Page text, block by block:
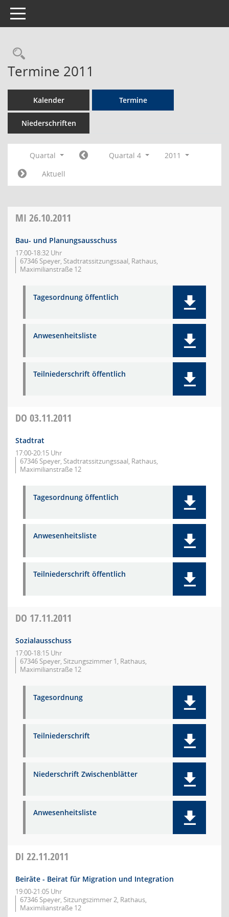
Toggle navigation
Rechercheauswahl
Termine 2011
Kalender Termine
Niederschriften
Quartal Quartal 4
2011
Aktuell
MI 26.10.2011
Bau- und Planungsausschuss
17:00-18:32 Uhr
67346 Speyer, Stadtratssitzungssaal, Rathaus,
Maximilianstraße 12
Tagesordnung öffentlich
Anwesenheitsliste
Teilniederschrift öffentlich
DO 03.11.2011
Stadtrat
17:00-20:15 Uhr
67346 Speyer, Stadtratssitzungssaal, Rathaus,
Maximilianstraße 12
Tagesordnung öffentlich
Anwesenheitsliste
Teilniederschrift öffentlich
DO 17.11.2011
Sozialausschuss
17:00-18:15 Uhr
67346 Speyer, Sitzungszimmer 1, Rathaus,
Maximilianstraße 12
Tagesordnung
Teilniederschrift
Niederschrift Zwischenblätter
Anwesenheitsliste
DI 22.11.2011
Beiräte - Beirat für Migration und Integration
19:00-21:05 Uhr
67346 Speyer, Sitzungszimmer 2, Rathaus,
Maximilianstraße 12